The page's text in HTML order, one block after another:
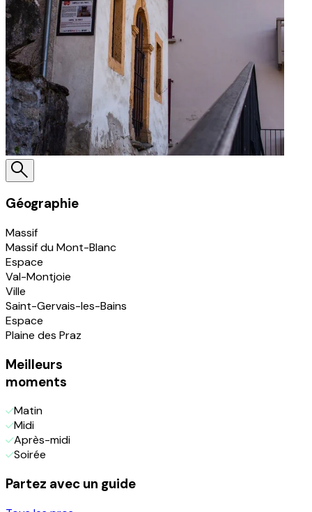
Géographie
Massif
Massif du Mont-Blanc
Espace
Val-Montjoie
Ville
Saint-Gervais-les-Bains
Espace
Plaine des Praz
Meilleurs
moments
Matin
Midi
Après-midi
Soirée
Partez avec un guide